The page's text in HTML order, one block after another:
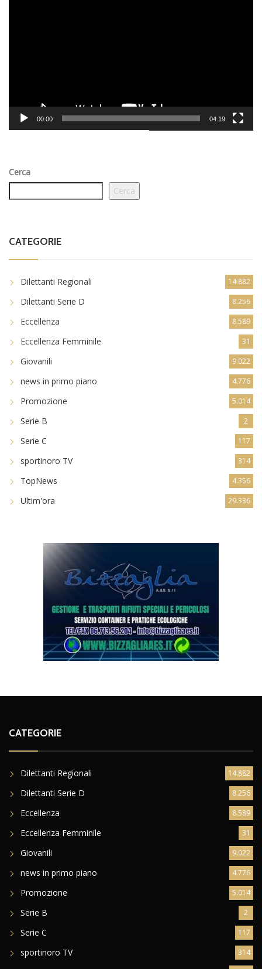
00:00 04:19
Cerca
Cerca
CATEGORIE
Dilettanti Regionali 14.882
Dilettanti Serie D 8.256
Eccellenza 8.589
Eccellenza Femminile 31
Giovanili 9.022
news in primo piano 4.776
Promozione 5.014
Serie B 2
Serie C 117
sportinoro TV 314
TopNews 4.356
Ultim'ora 29.336
CATEGORIE
Dilettanti Regionali 14.882
Dilettanti Serie D 8.256
Eccellenza 8.589
Eccellenza Femminile 31
Giovanili 9.022
news in primo piano 4.776
Promozione 5.014
Serie B 2
Serie C 117
sportinoro TV 314